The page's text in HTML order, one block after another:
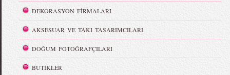
DEKORASYON FİRMALARI
AKSESUAR VE TAKI TASARIMCILARI
DOĞUM FOTOĞRAFÇILARI
BUTİKLER